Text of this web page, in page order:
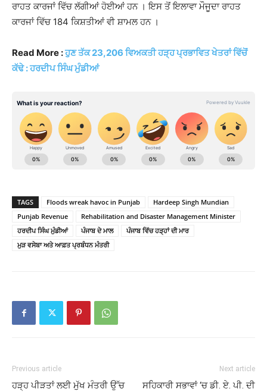
ਰਾਹਤ ਕਾਰਜਾਂ ਵਿੱਚ ਲੱਗੀਆਂ ਹੋਈਆਂ ਹਨ । ਇਸ ਤੋਂ ਇਲਾਵਾ ਮੌਜੂਦਾ ਰਾਹਤ
ਕਾਰਜਾਂ ਵਿੱਚ 184 ਕਿਸ਼ਤੀਆਂ ਵੀ ਸ਼ਾਮਲ ਹਨ ।
Read More :ਹੁਣ ਤੱਕ 23,206 ਵਿਅਕਤੀ ਹੜ੍ਹ ਪ੍ਰਭਾਵਿਤ ਖੇਤਰਾਂ ਵਿੱਚੋਂ
ਕੱਢੇ : ਹਰਦੀਪ ਸਿੰਘ ਮੁੰਡੀਆਂ
TAGS Floods wreak havoc in Punjab
Hardeep Singh Mundian
Punjab Revenue
Rehabilitation and Disaster Management Minister
ਹਰਦੀਪ ਸਿੰਘ ਮੁੰਡੀਆਂ
ਪੰਜਾਬ ਦੇ ਮਾਲ
ਪੰਜਾਬ ਵਿੱਚ ਹੜ੍ਹਾਂ ਦੀ ਮਾਰ
ਮੁੜ ਵਸੇਬਾ ਅਤੇ ਆਫ਼ਤ ਪ੍ਰਬੰਧਨ ਮੰਤਰੀ
Previous article
ਹੜ੍ਹ ਪੀੜਤਾਂ ਲਈ ਮੁੱਖ ਮੰਤਰੀ ਉੱਚ
Next article
ਸਹਿਕਾਰੀ ਸਭਾਵਾਂ ‘ਚ ਡੀ. ਏ. ਪੀ. ਦੀ